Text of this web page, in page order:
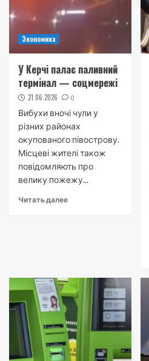
Экономика
У Керчі палає паливний
термінал — соцмережі
21.06.2026 0
Вибухи вночі чули у
різних районах
окупованого півострову.
Місцеві жителі також
повідомляють про
велику пожежу...
Читать далее